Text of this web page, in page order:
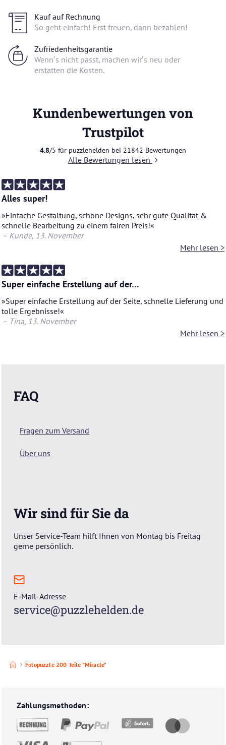
Kauf auf Rechnung
So geht einfach! Erst freuen, dann bezahlen!
Zufriedenheitsgarantie
Wenn’s nicht passt, machen wir’s neu oder
erstatten die Kosten.
Kundenbewertungen von
Trustpilot
4.8/5 für puzzlehelden bei 21842 Bewertungen
Alle Bewertungen lesen
Alles super!
»Ein­fa­che Ge­stal­tung, schö­ne De­signs, sehr gute Qua­li­tät &
schnel­le Be­ar­bei­tung zu einem fai­ren Preis!«
– Kunde, 13. No­vem­ber
Mehr lesen >
Super einfache Erstellung auf der…
»Super ein­fa­che Er­stel­lung auf der Seite, schnel­le Lie­fe­rung und
tolle Er­geb­nis­se!«
– Tina, 13. No­vem­ber
Mehr lesen >
FAQ
Fragen zum Versand
Über uns
Wir sind für Sie da
Unser Service-Team hilft Ihnen von Montag bis Freitag
gerne persönlich.
E-Mail-Adresse
service@puzzlehelden.de
Fotopuzzle 200 Teile "Miracle"
Unsere Zahlungsmethoden und Versandarten
Zahlungsmethoden: